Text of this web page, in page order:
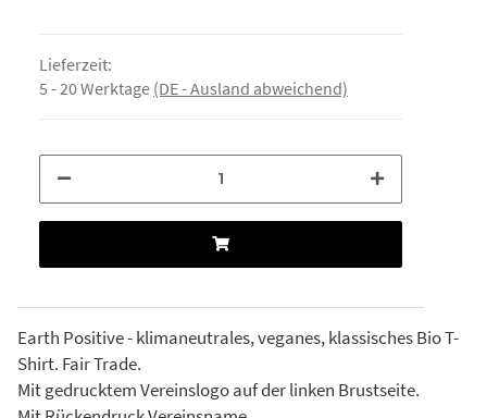
Lieferzeit:
5 - 20 Werktage (DE - Ausland abweichend)
Earth Positive - klimaneutrales, veganes, klassisches Bio T-
Shirt. Fair Trade.
Mit gedrucktem Vereinslogo auf der linken Brustseite.